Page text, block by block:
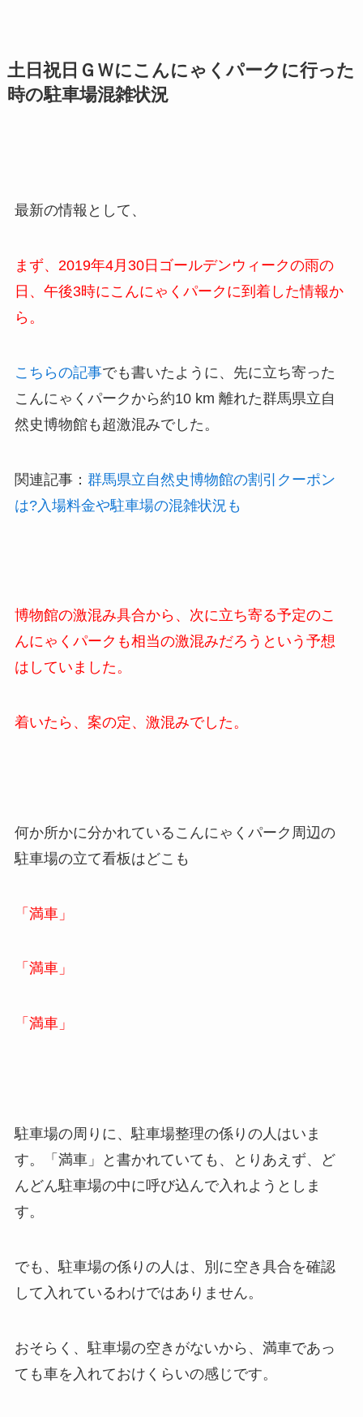
土日祝日ＧＷにこんにゃくパークに行った
時の駐車場混雑状況
最新の情報として、
まず、2019年4月30日ゴールデンウィークの雨の
日、午後3時にこんにゃくパークに到着した情報か
ら。
こちらの記事でも書いたように、先に立ち寄った
こんにゃくパークから約10 km 離れた群馬県立自
然史博物館も超激混みでした。
関連記事： 群馬県立自然史博物館の割引クーポン
は?入場料金や駐車場の混雑状況も
博物館の激混み具合から、次に立ち寄る予定のこ
んにゃくパークも相当の激混みだろうという予想
はしていました。
着いたら、案の定、激混みでした。
何か所かに分かれているこんにゃくパーク周辺の
駐車場の立て看板はどこも
「満車」
「満車」
「満車」
駐車場の周りに、駐車場整理の係りの人はいま
す。「満車」と書かれていても、とりあえず、ど
んどん駐車場の中に呼び込んで入れようとしま
す。
でも、駐車場の係りの人は、別に空き具合を確認
して入れているわけではありません。
おそらく、駐車場の空きがないから、満車であっ
ても車を入れておけくらいの感じです。